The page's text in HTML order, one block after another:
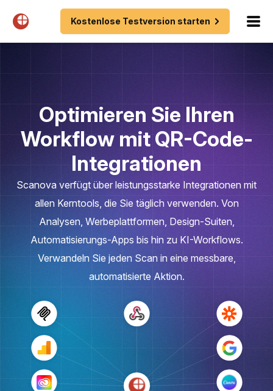
Kostenlose Testversion starten
Optimieren Sie Ihren
Workflow mit QR-Code-
Integrationen
Scanova verfügt über leistungsstarke Integrationen mit
allen Kerntools, die Sie täglich verwenden. Von
Analysen, Werbeplattformen, Design-Suiten,
Automatisierungs-Apps bis hin zu KI-Workflows.
Verwandeln Sie jeden Scan in eine messbare,
automatisierte Aktion.